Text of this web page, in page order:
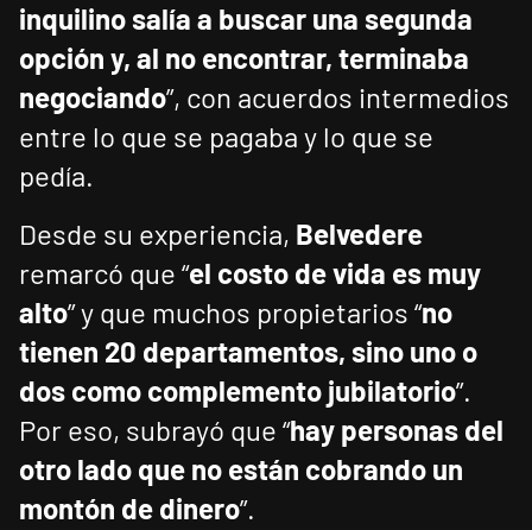
inquilino salía a buscar una segunda
opción y, al no encontrar, terminaba
negociando”, con acuerdos intermedios
entre lo que se pagaba y lo que se
pedía.
Desde su experiencia, Belvedere
remarcó que “el costo de vida es muy
alto” y que muchos propietarios “no
tienen 20 departamentos, sino uno o
dos como complemento jubilatorio”.
Por eso, subrayó que “hay personas del
otro lado que no están cobrando un
montón de dinero”.